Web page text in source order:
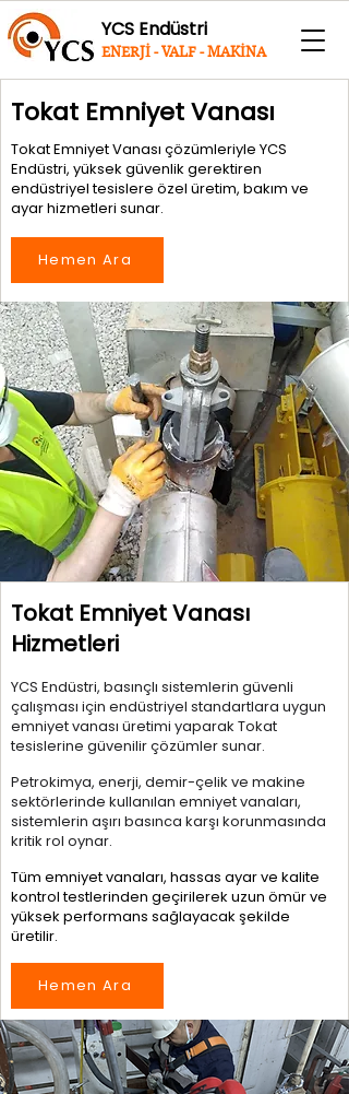
YCS Endüstri
ENERJİ - VALF - MAKİNA
Tokat Emniyet Vanası
Tokat Emniyet Vanası çözümleriyle YCS
Endüstri, yüksek güvenlik gerektiren
endüstriyel tesislere özel üretim, bakım ve
ayar hizmetleri sunar.
Hemen Ara
Tokat Emniyet Vanası
Hizmetleri
YCS Endüstri, basınçlı sistemlerin güvenli
çalışması için endüstriyel standartlara uygun
emniyet vanası üretimi yaparak Tokat
tesislerine güvenilir çözümler sunar.
Petrokimya, enerji, demir-çelik ve makine
sektörlerinde kullanılan emniyet vanaları,
sistemlerin aşırı basınca karşı korunmasında
kritik rol oynar.
Tüm emniyet vanaları, hassas ayar ve kalite
kontrol testlerinden geçirilerek uzun ömür ve
yüksek performans sağlayacak şekilde
üretilir.
Hemen Ara